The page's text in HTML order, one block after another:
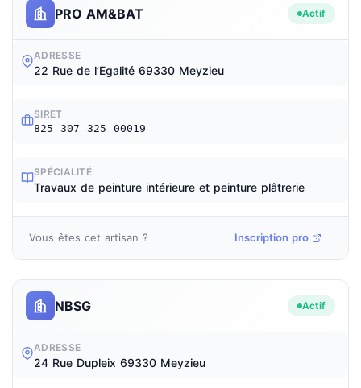
PRO AM&BAT Actif
ADRESSE
22 Rue de l’Egalité 69330 Meyzieu
SIRET
825 307 325 00019
SPÉCIALITÉ
Travaux de peinture intérieure et peinture plâtrerie
Vous êtes cet artisan ? Inscription pro
NBSG Actif
ADRESSE
24 Rue Dupleix 69330 Meyzieu